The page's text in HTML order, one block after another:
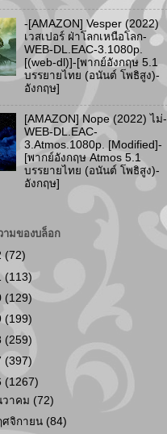
-[AMAZON] Vesper (2022)
เวสเปอร์ ฝ่าโลกเหนือโลก-
WEB-DL.EAC-3.1080p.
[(web-dl)]-[พากย์อังกฤษ 5.1
บรรยายไทย (อนันต์ โพธิสูง)-
อังกฤษ]
[AMAZON] Nope (2022) ไม่-
WEB-DL.EAC-
3.Atmos.1080p. [Modified]-
[พากย์อังกฤษ Atmos 5.1
บรรยายไทย (อนันต์ โพธิสูง)-
อังกฤษ]
ามของบล็อก
(72)
(113)
(129)
(199)
(259)
(397)
(1267)
วาคม (72)
ศจิกายน (84)